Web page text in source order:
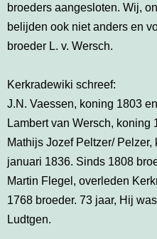
broeders aangesloten. Wij,
belijden ook niet anders en
broeder L. v. Wersch.
Kerkradewiki schreef:
J.N. Vaessen, koning 1803
Lambert van Wersch, koning
Mathijs Jozef Peltzer/
januari 1836. Sinds 1808
Martin Flegel, overleden
1768 broeder. 73 jaar, Hij
Ludtgen.